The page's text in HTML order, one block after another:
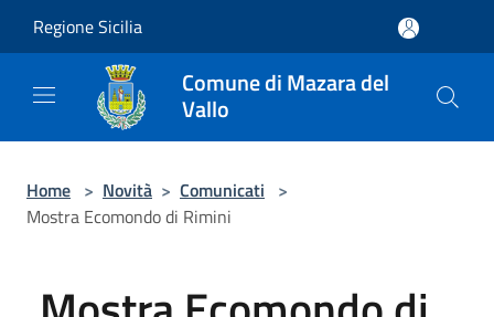
Regione Sicilia
Comune di Mazara del
Vallo
Home > Novità > Comunicati >
Mostra Ecomondo di Rimini